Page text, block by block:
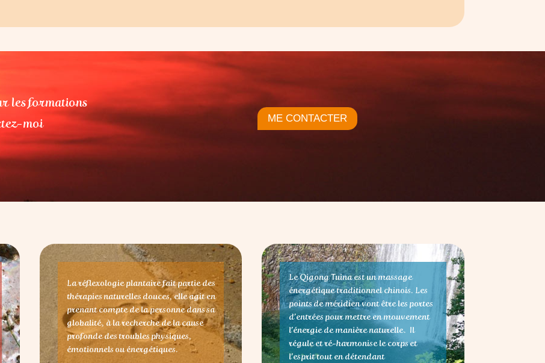
les formations
moi
ME CONTACTER
La réflexologie plantaire fait partie des
thérapies naturelles douces, elle agit en
prenant compte de la personne dans sa
globalité, à la recherche de la cause
profonde des troubles physiques,
émotionnels ou énergétiques.
Le Qigong Tuina est un massage
énergétique traditionnelchinois. Les
points de méridien vont être les portes
d’entrées pour mettre en mouvement
l’énergie de manière naturelle. Il
régule et ré-harmonisele corps et
l’esprit tout en détendant